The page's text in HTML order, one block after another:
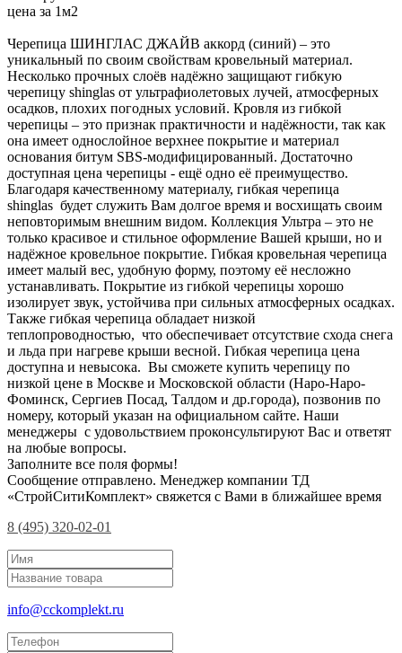
цена за 1м2
Черепица ШИНГЛАС ДЖАЙВ аккорд (синий) – это
уникальный по своим свойствам кровельный материал.
Несколько прочных слоёв надёжно защищают гибкую
черепицу shinglas от ультрафиолетовых лучей, атмосферных
осадков, плохих погодных условий. Кровля из гибкой
черепицы – это признак практичности и надёжности, так как
она имеет однослойное верхнее покрытие и материал
основания битум SBS-модифицированный. Достаточно
доступная цена черепицы - ещё одно её преимущество.
Благодаря качественному материалу, гибкая черепица
shinglas будет служить Вам долгое время и восхищать своим
неповторимым внешним видом. Коллекция Ультра – это не
только красивое и стильное оформление Вашей крыши, но и
надёжное кровельное покрытие. Гибкая кровельная черепица
имеет малый вес, удобную форму, поэтому её несложно
устанавливать. Покрытие из гибкой черепицы хорошо
изолирует звук, устойчива при сильных атмосферных осадках.
Также гибкая черепица обладает низкой
теплопроводностью, что обеспечивает отсутствие схода снега
и льда при нагреве крыши весной. Гибкая черепица цена
доступна и невысока. Вы сможете купить черепицу по
низкой цене в Москве и Московской области (Наро-Наро-
Фоминск, Сергиев Посад, Талдом и др.города), позвонив по
номеру, который указан на официальном сайте. Наши
менеджеры с удовольствием проконсультируют Вас и ответят
на любые вопросы.
Заполните все поля формы!
Сообщение отправлено. Менеджер компании ТД
«СтройСитиКомплект» свяжется с Вами в ближайшее время
8 (495) 320-02-01
info@cckomplekt.ru